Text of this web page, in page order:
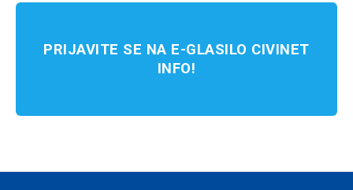
PRIJAVITE SE NA E-GLASILO CIVINET
INFO!